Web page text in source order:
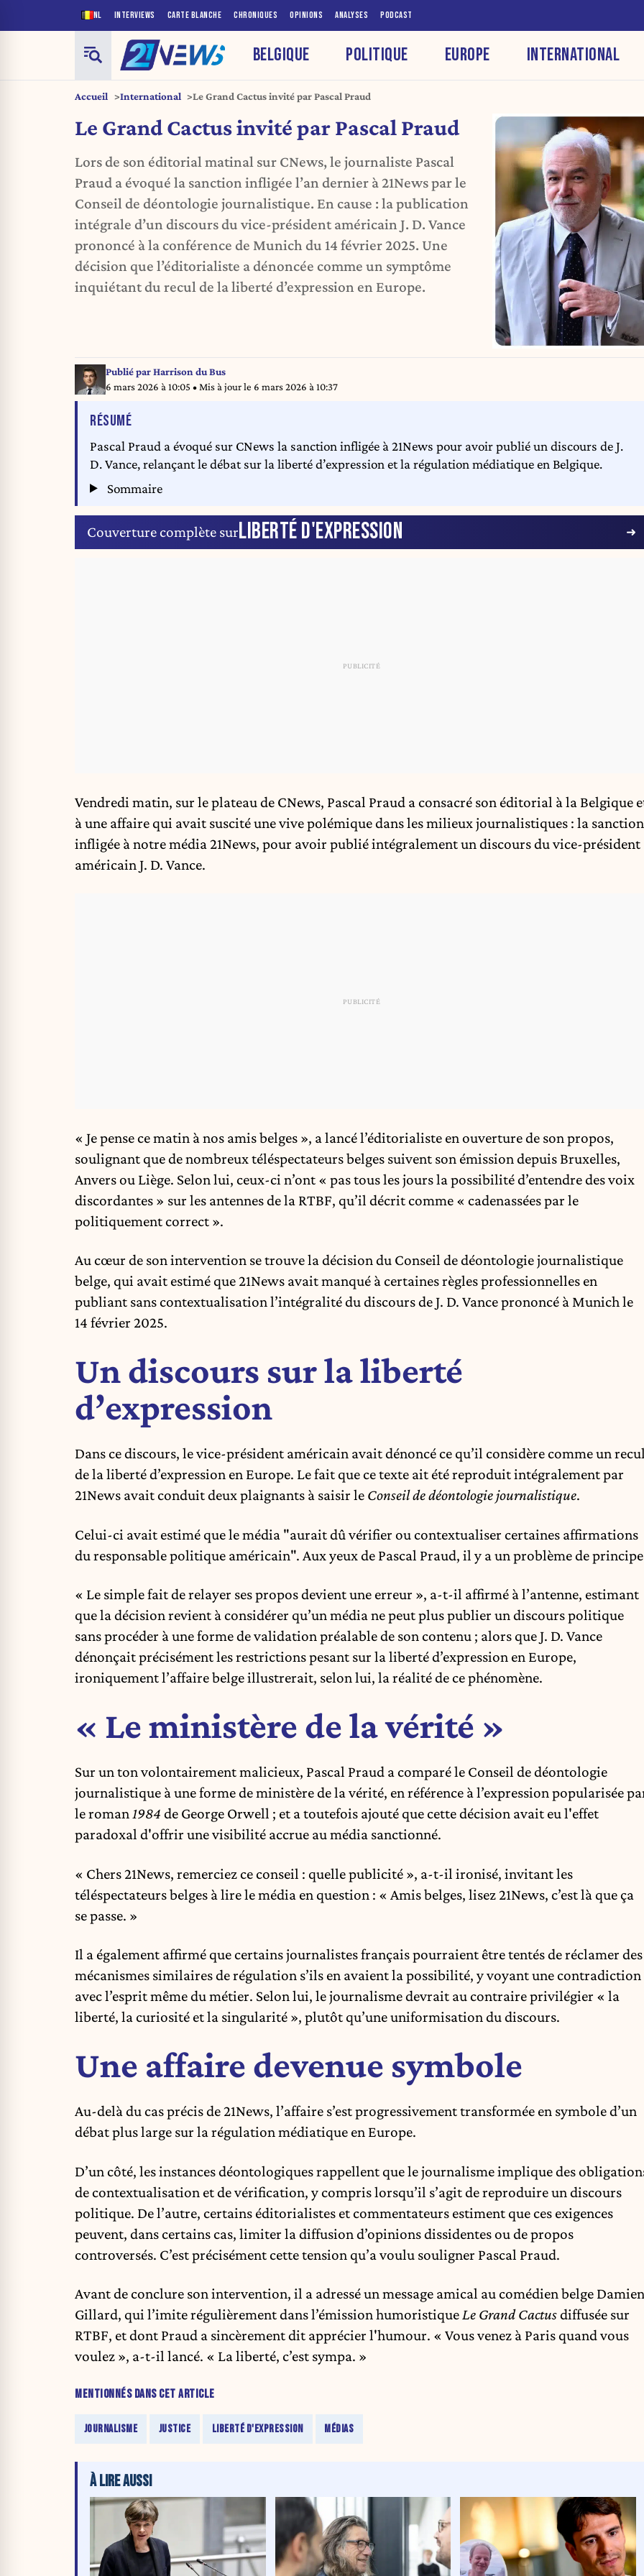
NL INTERVIEWS CARTE BLANCHE CHRONIQUES OPINIONS ANALYSES PODCAST
BELGIQUE POLITIQUE EUROPE INTERNATIONAL
Accueil International Le Grand Cactus invité par Pascal Praud
Le Grand Cactus invité par Pascal Praud
Lors de son éditorial matinal sur CNews, le journaliste Pascal
Praud a évoqué la sanction infligée l’an dernier à 21News par le
Conseil de déontologie journalistique. En cause : la publication
intégrale d’un discours du vice-président américain J. D. Vance
prononcé à la conférence de Munich du 14 février 2025. Une
décision que l’éditorialiste a dénoncée comme un symptôme
inquiétant du recul de la liberté d’expression en Europe.
Publié parHarrison du Bus
6 mars 2026 à 10:05 • Mis à jour le 6 mars 2026 à 10:37
RÉSUMÉDE L'ARTICLE
Pascal Praud a évoqué sur CNews la sanction infligée à 21News pour avoir publié un discours de J.
D. Vance, relançant le débat sur la liberté d’expression et la régulation médiatique en Belgique.
Sommaire
Couverture complète surLIBERTÉ D'EXPRESSION
Vendredi matin, sur le plateau de CNews, Pascal Praud a consacré son éditorial à la Belgique
à une affaire qui avait suscité une vive polémique dans les milieux journalistiques : la sanction
infligée à notre média 21News, pour avoir publié intégralement un discours du vice-président
américain J. D. Vance.
« Je pense ce matin à nos amis belges », a lancé l’éditorialiste en ouverture de son propos,
soulignant que de nombreux téléspectateurs belges suivent son émission depuis Bruxelles,
Anvers ou Liège. Selon lui, ceux-ci n’ont « pas tous les jours la possibilité d’entendre des voix
discordantes » sur les antennes de la RTBF, qu’il décrit comme « cadenassées par le
politiquement correct ».
Au cœur de son intervention se trouve la décision du Conseil de déontologie journalistique
belge, qui avait estimé que 21News avait manqué à certaines règles professionnelles en
publiant sans contextualisation l’intégralité du discours de J. D. Vance prononcé à Munich le
14 février 2025.
Un discours sur la liberté
d’expression
Dans ce discours, le vice-président américain avait dénoncé ce qu’il considère comme un
de la liberté d’expression en Europe. Le fait que ce texte ait été reproduit intégralement par
21News avait conduit deux plaignants à saisir le Conseil de déontologie journalistique.
Celui-ci avait estimé que le média "aurait dû vérifier ou contextualiser certaines affirmations
du responsable politique américain". Aux yeux de Pascal Praud, il y a un problème de
« Le simple fait de relayer ses propos devient une erreur », a-t-il affirmé à l’antenne, estimant
que la décision revient à considérer qu’un média ne peut plus publier un discours politique
sans procéder à une forme de validation préalable de son contenu ; alors que J. D. Vance
dénonçait précisément les restrictions pesant sur la liberté d’expression en Europe,
ironiquement l’affaire belge illustrerait, selon lui, la réalité de ce phénomène.
« Le ministère de la vérité »
Sur un ton volontairement malicieux, Pascal Praud a comparé le Conseil de déontologie
journalistique à une forme de ministère de la vérité, en référence à l’expression popularisée
le roman1984 de George Orwell ; et a toutefois ajouté que cette décision avait eu l'effet
paradoxal d'offrir une visibilité accrue au média sanctionné.
« Chers 21News, remerciez ce conseil : quelle publicité », a-t-il ironisé, invitant les
téléspectateurs belges à lire le média en question : « Amis belges, lisez 21News, c’est là que ça
se passe. »
Il a également affirmé que certains journalistes français pourraient être tentés de réclamer des
mécanismes similaires de régulation s’ils en avaient la possibilité, y voyant une contradiction
avec l’esprit même du métier. Selon lui, le journalisme devrait au contraire privilégier « la
liberté, la curiosité et la singularité », plutôt qu’une uniformisation du discours.
Une affaire devenue symbole
Au-delà du cas précis de 21News, l’affaire s’est progressivement transformée en symbole d’un
débat plus large sur la régulation médiatique en Europe.
D’un côté, les instances déontologiques rappellent que le journalisme implique des
de contextualisation et de vérification, y compris lorsqu’il s’agit de reproduire un discours
politique. De l’autre, certains éditorialistes et commentateurs estiment que ces exigences
peuvent, dans certains cas, limiter la diffusion d’opinions dissidentes ou de propos
controversés. C’est précisément cette tension qu’a voulu souligner Pascal Praud.
Avant de conclure son intervention, il a adressé un message amical au comédien belge Damien
Gillard, qui l’imite régulièrement dans l’émission humoristiqueLe Grand Cactusdiffusée sur
RTBF, et dont Praud a sincèrement dit apprécier l'humour. « Vous venez à Paris quand vous
voulez », a-t-il lancé. « La liberté, c’est sympa. »
MENTIONNÉS DANS CET ARTICLE
JOURNALISME JUSTICE LIBERTÉ D'EXPRESSION MÉDIAS
À LIRE AUSSI